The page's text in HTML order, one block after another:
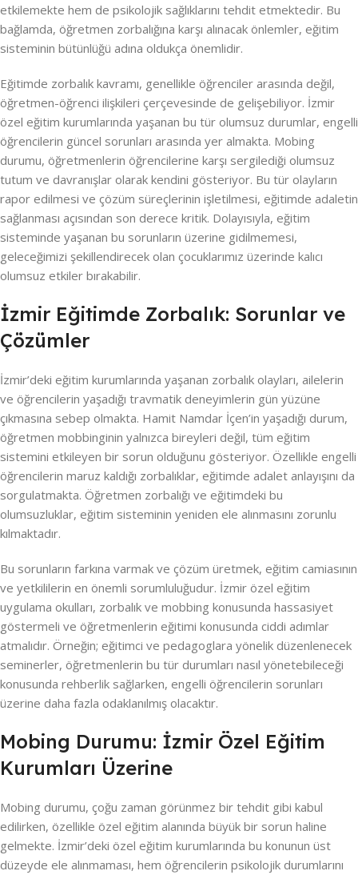
etkilemekte hem de psikolojik sağlıklarını tehdit etmektedir. Bu
bağlamda, öğretmen zorbalığına karşı alınacak önlemler, eğitim
sisteminin bütünlüğü adına oldukça önemlidir.
Eğitimde zorbalık kavramı, genellikle öğrenciler arasında değil,
öğretmen-öğrenci ilişkileri çerçevesinde de gelişebiliyor. İzmir
özel eğitim kurumlarında yaşanan bu tür olumsuz durumlar, engelli
öğrencilerin güncel sorunları arasında yer almakta. Mobing
durumu, öğretmenlerin öğrencilerine karşı sergilediği olumsuz
tutum ve davranışlar olarak kendini gösteriyor. Bu tür olayların
rapor edilmesi ve çözüm süreçlerinin işletilmesi, eğitimde adaletin
sağlanması açısından son derece kritik. Dolayısıyla, eğitim
sisteminde yaşanan bu sorunların üzerine gidilmemesi,
geleceğimizi şekillendirecek olan çocuklarımız üzerinde kalıcı
olumsuz etkiler bırakabilir.
İzmir Eğitimde Zorbalık: Sorunlar ve
Çözümler
İzmir’deki eğitim kurumlarında yaşanan zorbalık olayları, ailelerin
ve öğrencilerin yaşadığı travmatik deneyimlerin gün yüzüne
çıkmasına sebep olmakta. Hamit Namdar İçen’in yaşadığı durum,
öğretmen mobbinginin yalnızca bireyleri değil, tüm eğitim
sistemini etkileyen bir sorun olduğunu gösteriyor. Özellikle engelli
öğrencilerin maruz kaldığı zorbalıklar, eğitimde adalet anlayışını da
sorgulatmakta. Öğretmen zorbalığı ve eğitimdeki bu
olumsuzluklar, eğitim sisteminin yeniden ele alınmasını zorunlu
kılmaktadır.
Bu sorunların farkına varmak ve çözüm üretmek, eğitim camiasının
ve yetkililerin en önemli sorumluluğudur. İzmir özel eğitim
uygulama okulları, zorbalık ve mobbing konusunda hassasiyet
göstermeli ve öğretmenlerin eğitimi konusunda ciddi adımlar
atmalıdır. Örneğin; eğitimci ve pedagoglara yönelik düzenlenecek
seminerler, öğretmenlerin bu tür durumları nasıl yönetebileceği
konusunda rehberlik sağlarken, engelli öğrencilerin sorunları
üzerine daha fazla odaklanılmış olacaktır.
Mobing Durumu: İzmir Özel Eğitim
Kurumları Üzerine
Mobing durumu, çoğu zaman görünmez bir tehdit gibi kabul
edilirken, özellikle özel eğitim alanında büyük bir sorun haline
gelmekte. İzmir’deki özel eğitim kurumlarında bu konunun üst
düzeyde ele alınmaması, hem öğrencilerin psikolojik durumlarını